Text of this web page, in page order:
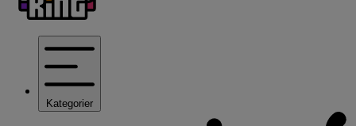
Kategorier